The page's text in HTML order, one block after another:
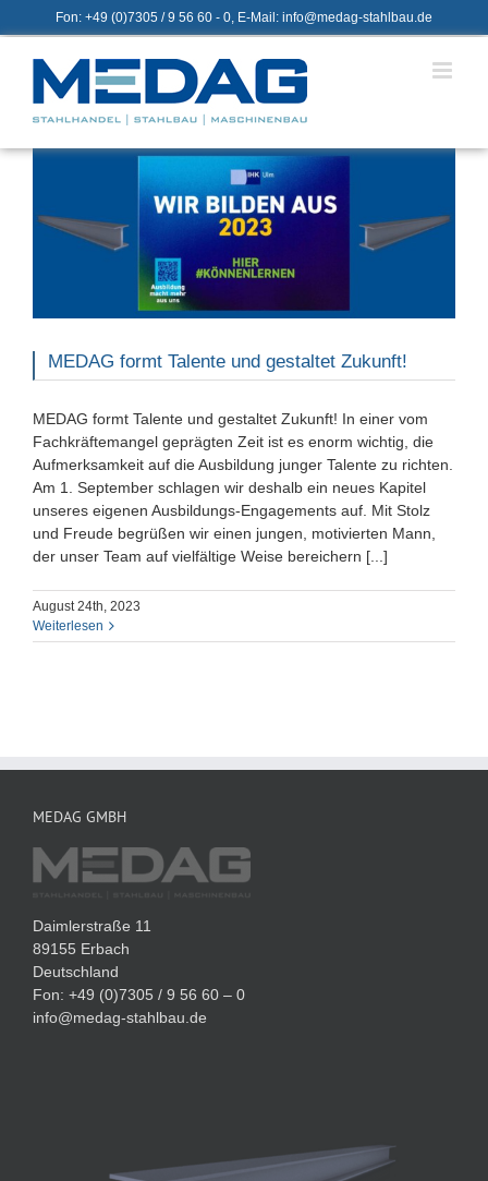
Inhalt
springen
Fon: +49 (0)7305 / 9 56 60 - 0, E-Mail: info@medag-stahlbau.de
MEDAG formt Talente und gestaltet Zukunft!
MEDAG formt Talente und gestaltet Zukunft! In einer vom
Fachkräftemangel geprägten Zeit ist es enorm wichtig, die
Aufmerksamkeit auf die Ausbildung junger Talente zu richten.
Am 1. September schlagen wir deshalb ein neues Kapitel
unseres eigenen Ausbildungs-Engagements auf. Mit Stolz
und Freude begrüßen wir einen jungen, motivierten Mann,
der unser Team auf vielfältige Weise bereichern [...]
August 24th, 2023
Weiterlesen
MEDAG GMBH
Daimlerstraße 11
89155 Erbach
Deutschland
Fon: +49 (0)7305 / 9 56 60 – 0
info@medag-stahlbau.de